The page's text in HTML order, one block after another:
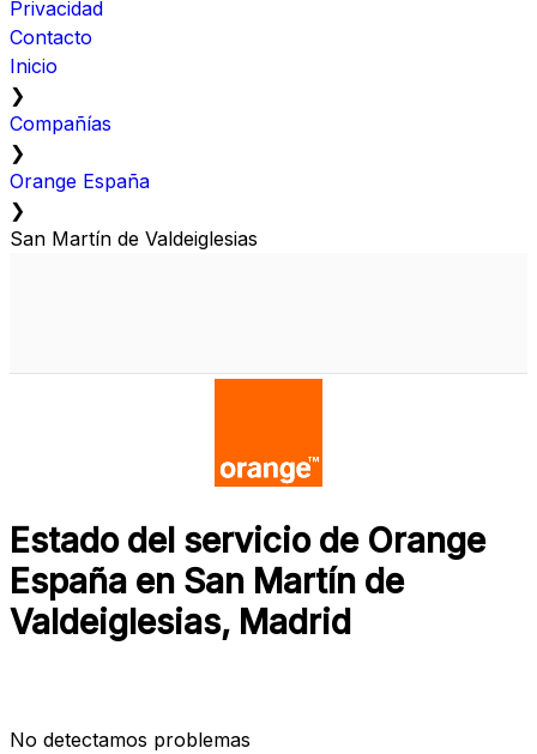
Privacidad
Contacto
Inicio
❯
Compañías
❯
Orange España
❯
San Martín de Valdeiglesias
Estado del servicio de Orange
España en San Martín de
Valdeiglesias, Madrid
No detectamos problemas